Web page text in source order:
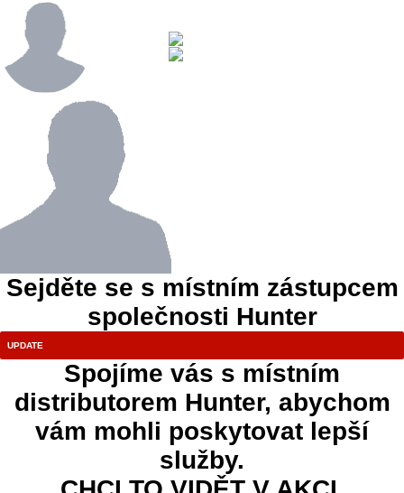
Sejděte se s místním zástupcem
společnosti Hunter
Spojíme vás s místním
distributorem Hunter, abychom
vám mohli poskytovat lepší
služby.